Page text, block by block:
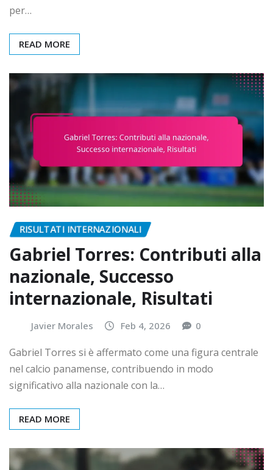
per…
READ MORE
RISULTATI INTERNAZIONALI
Gabriel Torres: Contributi alla
nazionale, Successo
internazionale, Risultati
Javier Morales Feb 4, 2026 0
Gabriel Torres si è affermato come una figura centrale
nel calcio panamense, contribuendo in modo
significativo alla nazionale con la…
READ MORE